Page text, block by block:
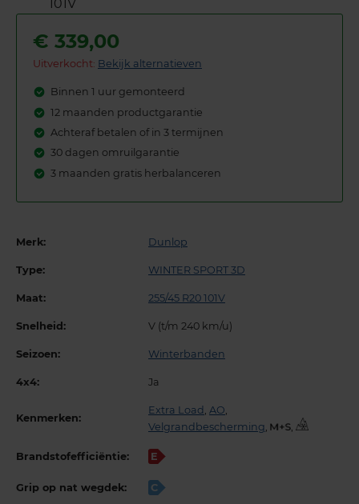
€ 339,00
Uitverkocht: Bekijk alternatieven
Binnen 1 uur gemonteerd
12 maanden productgarantie
Achteraf betalen of in 3 termijnen
30 dagen omruilgarantie
3 maanden gratis herbalanceren
Merk: Dunlop
Type: WINTER SPORT 3D
Maat: 255/45 R20 101V
Snelheid: V (t/m 240 km/u)
Seizoen: Winterbanden
4x4: Ja
Kenmerken:
Extra Load , AO,
Velgrandbescherming, ,
Brandstofefficiëntie: E
Grip op nat wegdek: C